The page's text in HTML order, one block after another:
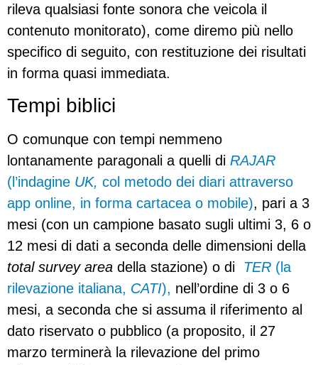
rileva qualsiasi fonte sonora che veicola il
contenuto monitorato), come diremo più nello
specifico di seguito, con restituzione dei risultati
in forma quasi immediata.
Tempi biblici
O comunque con tempi nemmeno
lontanamente paragonali a quelli di RAJAR
(l’indagine UK, col metodo dei diari attraverso
app online, in forma cartacea o mobile), pari a 3
mesi (con un campione basato sugli ultimi 3, 6 o
12 mesi di dati a seconda delle dimensioni della
total survey area della stazione) o di TER (la
rilevazione italiana, CATI), nell’ordine di 3 o 6
mesi, a seconda che si assuma il riferimento al
dato riservato o pubblico (a proposito, il 27
marzo terminerà la rilevazione del primo